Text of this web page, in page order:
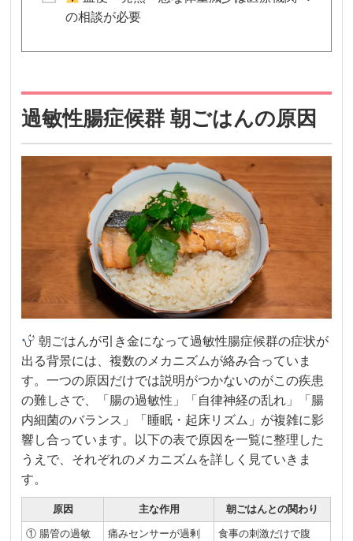
の相談が必要
過敏性腸症候群 朝ごはんの原因
朝ごはんが引き金になって過敏性腸症候群の症状が
出る背景には、複数のメカニズムが絡み合っていま
す。一つの原因だけでは説明がつかないのがこの疾患
の難しさで、「腸の過敏性」「自律神経の乱れ」「腸
内細菌のバランス」「睡眠・起床リズム」が複雑に影
響し合っています。以下の表で原因を一覧に整理した
うえで、それぞれのメカニズムを詳しく見ていきま
す。
原因 主な作用 朝ごはんとの関わり
① 腸管の過敏
痛みセンサーが過剰
食事の刺激だけで腹